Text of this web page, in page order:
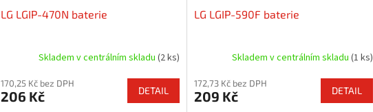
LG LGIP-470N baterie
Skladem v centrálním skladu (2 ks)
170,25 Kč bez DPH
206 Kč DETAIL
LG LGIP-590F baterie
Skladem v centrálním skladu (1 ks)
172,73 Kč bez DPH
209 Kč DETAIL